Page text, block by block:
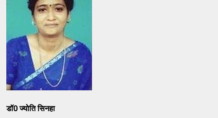
डॉ0 ज्योति सिनहा